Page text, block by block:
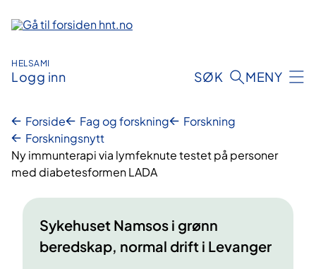
innhold
HELSAMI
Logg inn SØK MENY
Forside Fag og forskning
Forskning
Forskningsnytt
Ny immunterapi via lymfeknute testet på personer
med diabetesformen LADA
Sykehuset Namsos i grønn
beredskap, normal drift i Levanger